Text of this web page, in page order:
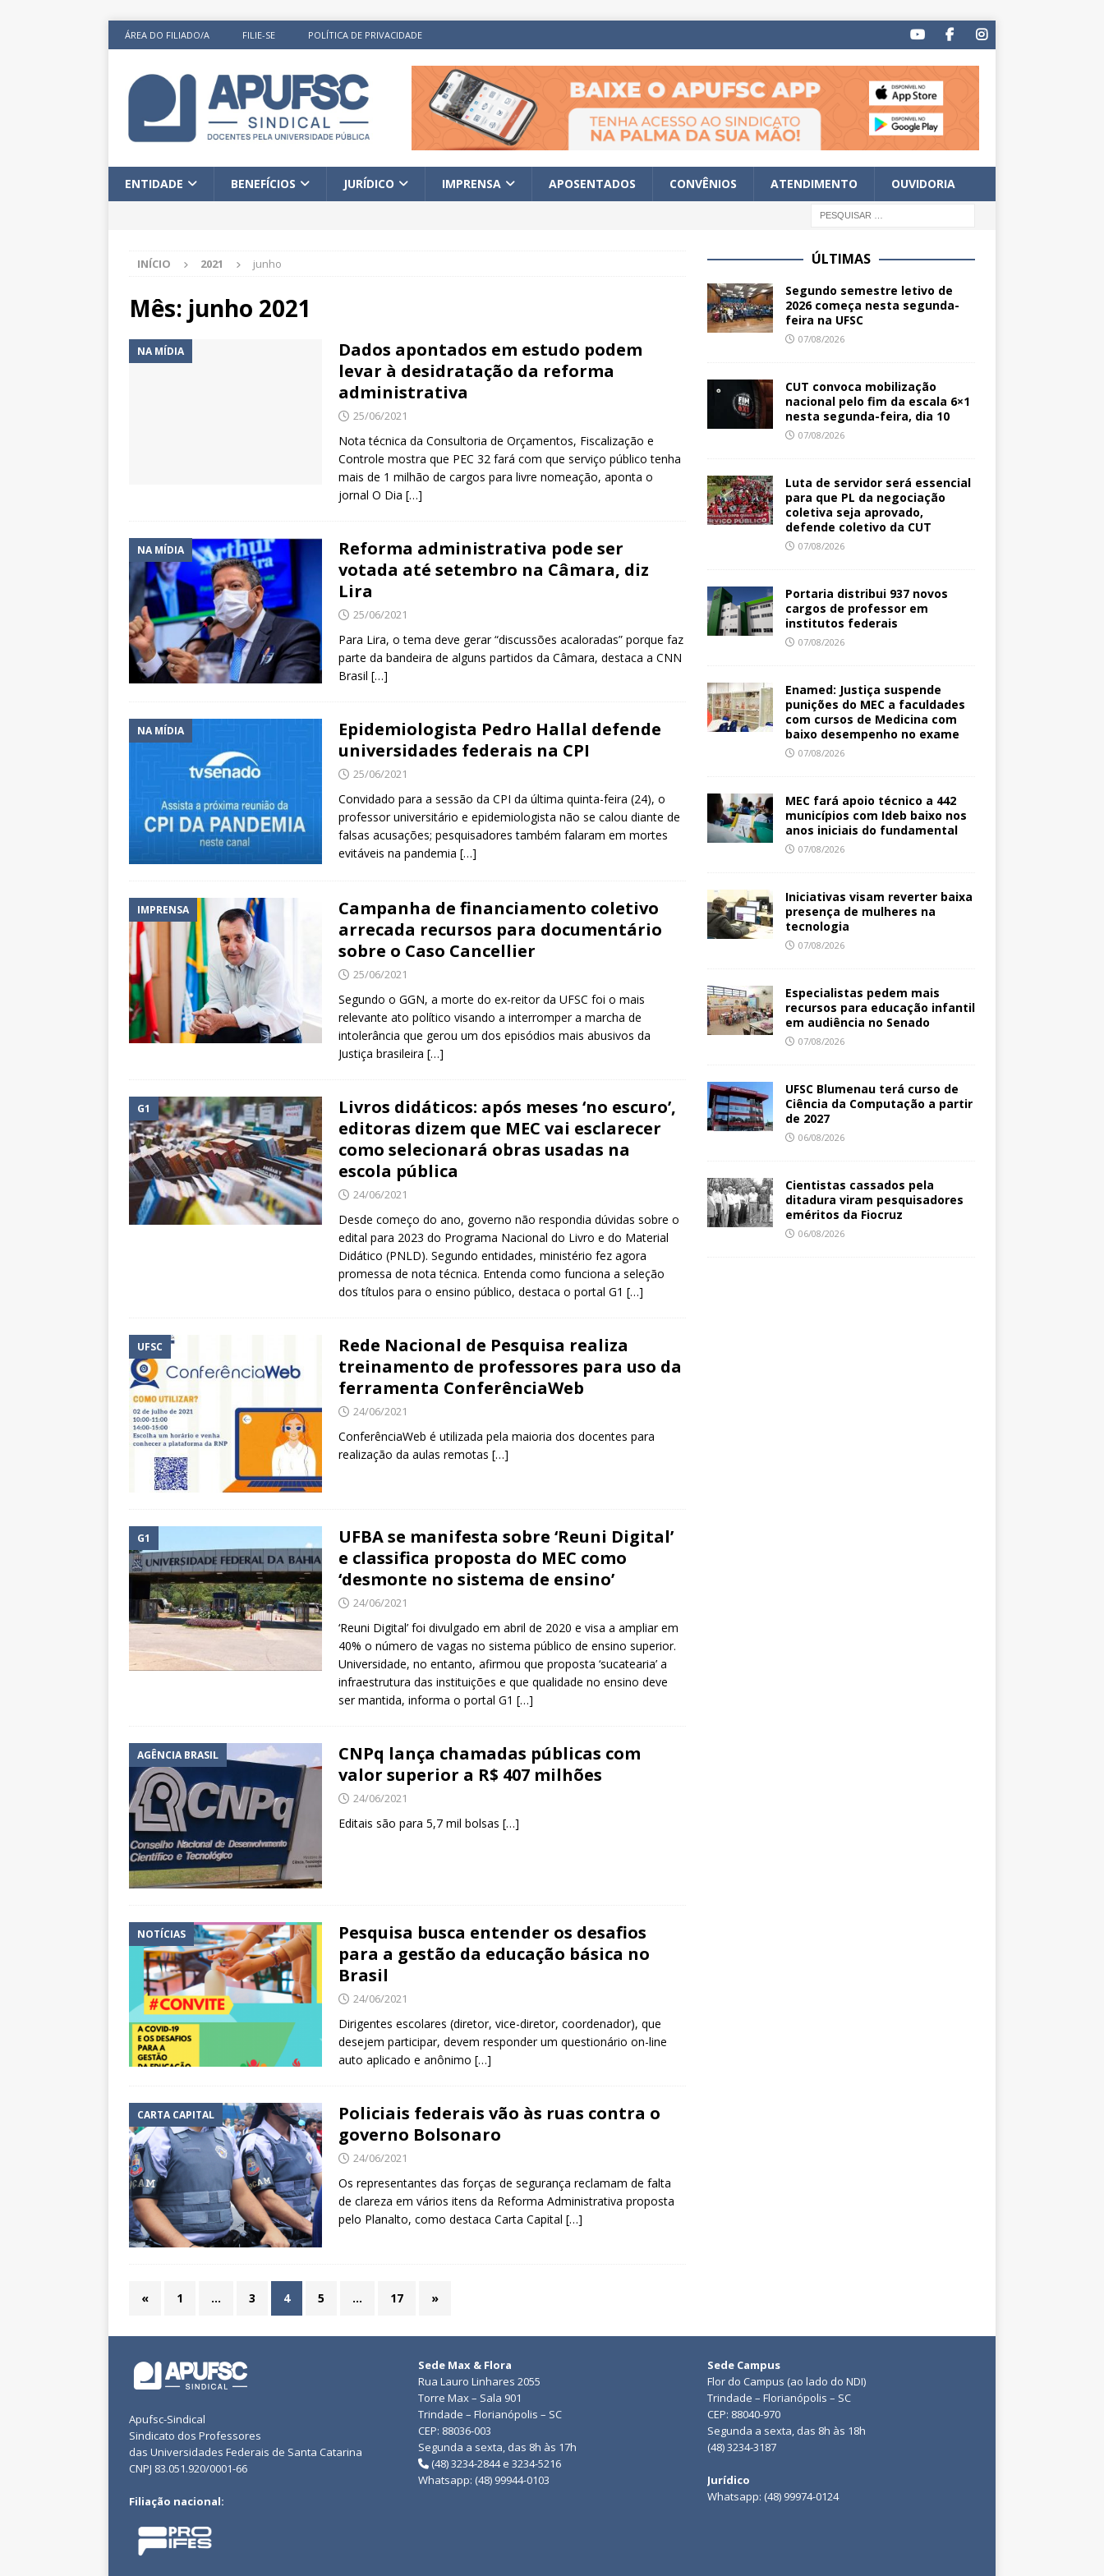
ÁREA DO FILIADO/A FILIE-SE POLÍTICA DE PRIVACIDADE
ENTIDADE BENEFÍCIOS JURÍDICO IMPRENSA APOSENTADOS CONVÊNIOS ATENDIMENTO OUVIDORIA
INÍCIO 2021 junho
Mês: junho 2021
NA MÍDIA
Dados apontados em estudo podem
levar à desidratação da reforma
administrativa
25/06/2021
Nota técnica da Consultoria de Orçamentos, Fiscalização e
Controle mostra que PEC 32 fará com que serviço público tenha
mais de 1 milhão de cargos para livre nomeação, aponta o
jornal O Dia […]
NA MÍDIA
Reforma administrativa pode ser
votada até setembro na Câmara, diz
Lira
25/06/2021
Para Lira, o tema deve gerar “discussões acaloradas” porque faz
parte da bandeira de alguns partidos da Câmara, destaca a CNN
Brasil […]
NA MÍDIA
Epidemiologista Pedro Hallal defende
universidades federais na CPI
25/06/2021
Convidado para a sessão da CPI da última quinta-feira (24), o
professor universitário e epidemiologista não se calou diante de
falsas acusações; pesquisadores também falaram em mortes
evitáveis na pandemia […]
IMPRENSA
Campanha de financiamento coletivo
arrecada recursos para documentário
sobre o Caso Cancellier
25/06/2021
Segundo o GGN, a morte do ex-reitor da UFSC foi o mais
relevante ato político visando a interromper a marcha de
intolerância que gerou um dos episódios mais abusivos da
Justiça brasileira […]
G1
Livros didáticos: após meses ‘no escuro’,
editoras dizem que MEC vai esclarecer
como selecionará obras usadas na
escola pública
24/06/2021
Desde começo do ano, governo não respondia dúvidas sobre o
edital para 2023 do Programa Nacional do Livro e do Material
Didático (PNLD). Segundo entidades, ministério fez agora
promessa de nota técnica. Entenda como funciona a seleção
dos títulos para o ensino público, destaca o portal G1 […]
UFSC
Rede Nacional de Pesquisa realiza
treinamento de professores para uso da
ferramenta ConferênciaWeb
24/06/2021
ConferênciaWeb é utilizada pela maioria dos docentes para
realização da aulas remotas […]
G1
UFBA se manifesta sobre ‘Reuni Digital’
e classifica proposta do MEC como
‘desmonte no sistema de ensino’
24/06/2021
‘Reuni Digital’ foi divulgado em abril de 2020 e visa a ampliar em
40% o número de vagas no sistema público de ensino superior.
Universidade, no entanto, afirmou que proposta ‘sucatearia’ a
infraestrutura das instituições e que qualidade no ensino deve
ser mantida, informa o portal G1 […]
AGÊNCIA BRASIL
CNPq lança chamadas públicas com
valor superior a R$ 407 milhões
24/06/2021
Editais são para 5,7 mil bolsas […]
NOTÍCIAS
Pesquisa busca entender os desafios
para a gestão da educação básica no
Brasil
24/06/2021
Dirigentes escolares (diretor, vice-diretor, coordenador), que
desejem participar, devem responder um questionário on-line
auto aplicado e anônimo […]
CARTA CAPITAL
Policiais federais vão às ruas contra o
governo Bolsonaro
24/06/2021
Os representantes das forças de segurança reclamam de falta
de clareza em vários itens da Reforma Administrativa proposta
pelo Planalto, como destaca Carta Capital […]
« 1 … 3 4 5 … 17 »
ÚLTIMAS
Segundo semestre letivo de
2026 começa nesta segunda-
feira na UFSC
07/08/2026
CUT convoca mobilização
nacional pelo fim da escala 6×1
nesta segunda-feira, dia 10
07/08/2026
Luta de servidor será essencial
para que PL da negociação
coletiva seja aprovado,
defende coletivo da CUT
07/08/2026
Portaria distribui 937 novos
cargos de professor em
institutos federais
07/08/2026
Enamed: Justiça suspende
punições do MEC a faculdades
com cursos de Medicina com
baixo desempenho no exame
07/08/2026
MEC fará apoio técnico a 442
municípios com Ideb baixo nos
anos iniciais do fundamental
07/08/2026
Iniciativas visam reverter baixa
presença de mulheres na
tecnologia
07/08/2026
Especialistas pedem mais
recursos para educação infantil
em audiência no Senado
07/08/2026
UFSC Blumenau terá curso de
Ciência da Computação a partir
de 2027
06/08/2026
Cientistas cassados pela
ditadura viram pesquisadores
eméritos da Fiocruz
06/08/2026
Apufsc-Sindical
Sindicato dos Professores
das Universidades Federais de Santa Catarina
CNPJ 83.051.920/0001-66
Filiação nacional:
Sede Max & Flora
Rua Lauro Linhares 2055
Torre Max – Sala 901
Trindade – Florianópolis – SC
CEP: 88036-003
Segunda a sexta, das 8h às 17h
(48) 3234-2844 e 3234-5216
Whatsapp: (48) 99944-0103
Sede Campus
Flor do Campus (ao lado do NDI)
Trindade – Florianópolis – SC
CEP: 88040-970
Segunda a sexta, das 8h às 18h
(48) 3234-3187
Jurídico
Whatsapp: (48) 99974-0124